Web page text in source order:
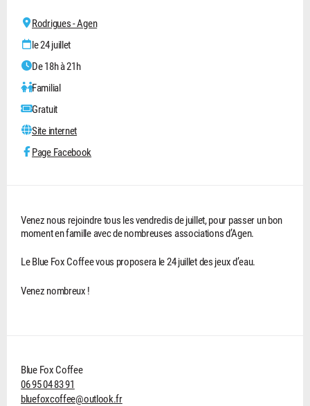
Rodrigues - Agen
le 24 juillet
De 18h à 21h
Familial
Gratuit
Site internet
Page Facebook
Venez nous rejoindre tous les vendredis de juillet, pour passer un bon
moment en famille avec de nombreuses associations d’Agen.
Le Blue Fox Coffee vous proposera le 24 juillet des jeux d’eau.
Venez nombreux !
Blue Fox Coffee
06 95 04 83 91
bluefoxcoffee@outlook.fr